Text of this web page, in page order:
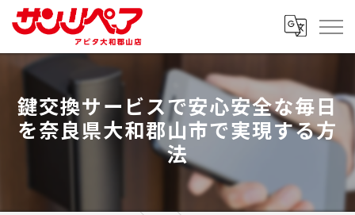
鍵交換サービスで安心安全な毎日
を奈良県大和郡山市で実現する方
法